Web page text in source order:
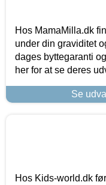
Hos MamaMilla.dk
under din graviditet
dages byttegaranti
her for at se deres
Se
Hos Kids-world.dk